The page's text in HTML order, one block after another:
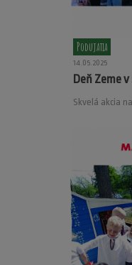
Podujatia
14.05.2025
Deň Zeme
Skvelá akcia